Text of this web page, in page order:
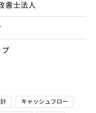
書士法人
プ
キャッシュフロー